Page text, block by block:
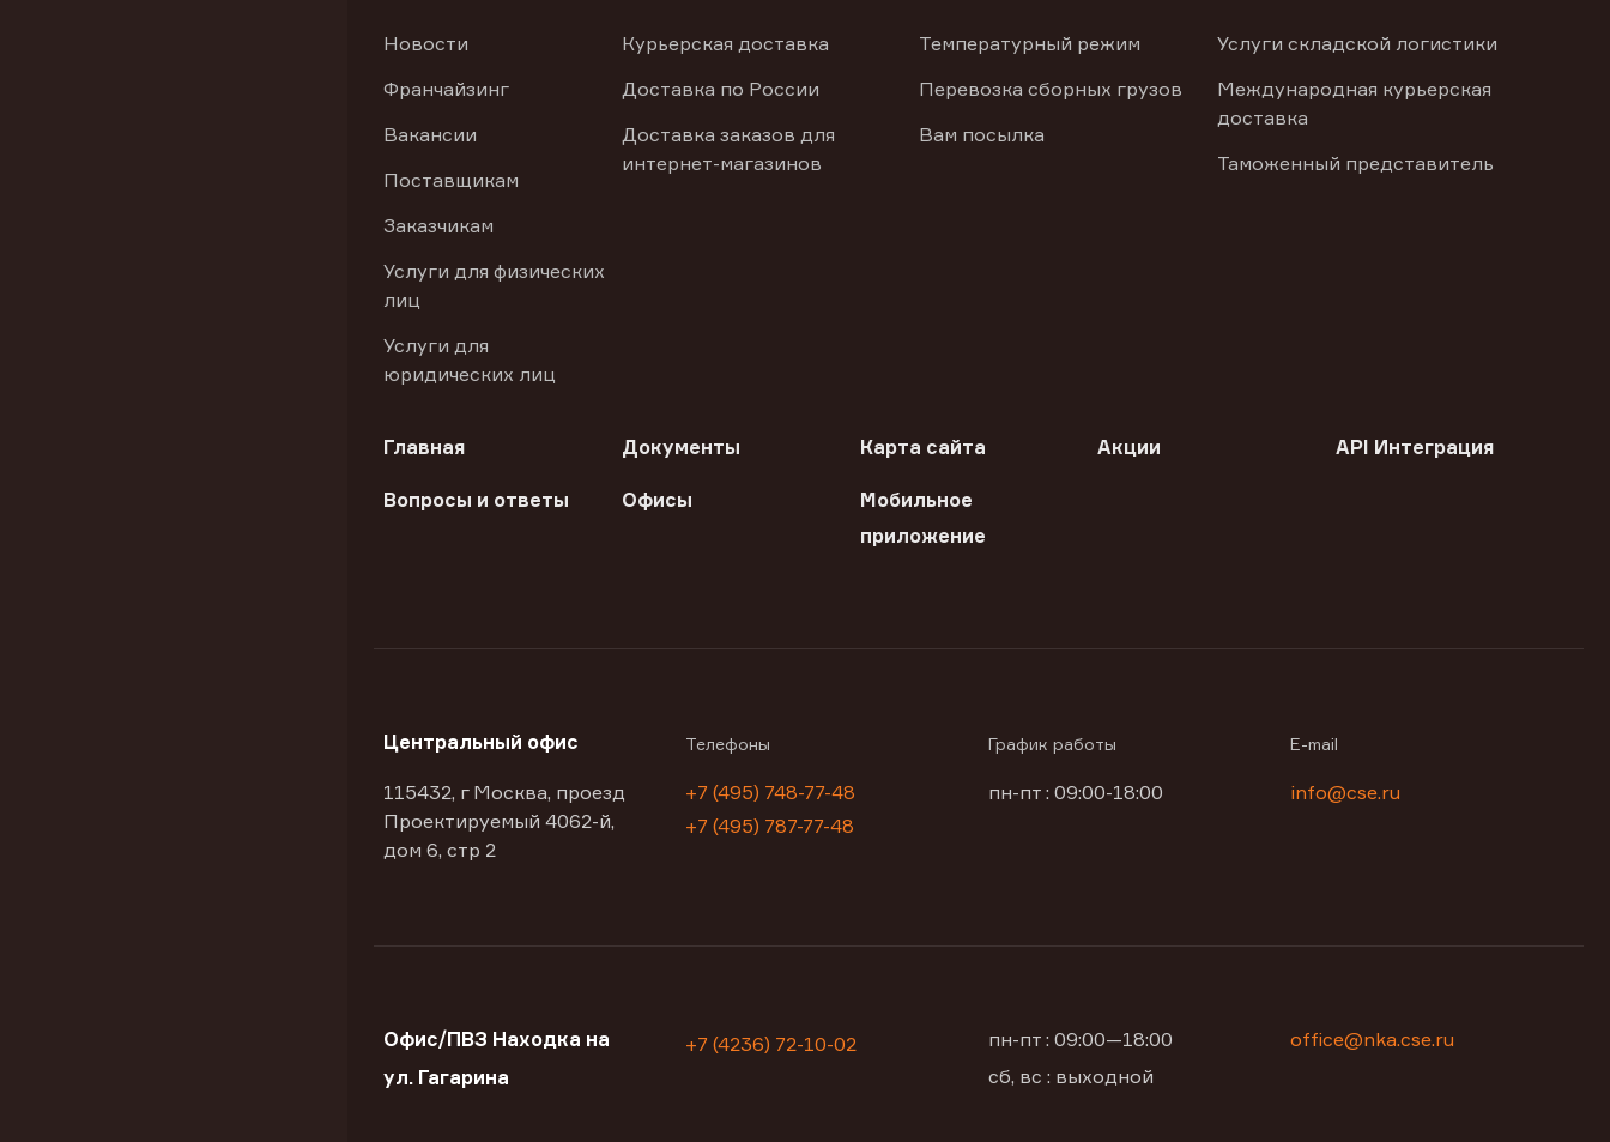
Новости
Франчайзинг
Вакансии
Поставщикам
Заказчикам
Услуги для физических
лиц
Услуги для
юридических лиц
Курьерская доставка
Доставка по России
Доставка заказов для
интернет-магазинов
Температурный режим
Перевозка сборных грузов
Вам посылка
Услуги складской логистики
Международная курьерская
доставка
Таможенный представитель
Главная Документы Карта сайта Акции API Интеграция
Вопросы и ответы Офисы
Мобильное
приложение
Центральный офис
115432, г Москва, проезд
Проектируемый 4062-й,
дом 6, стр 2
Телефоны
+7 (495) 748-77-48
+7 (495) 787-77-48
График работы
пн-пт : 09:00-18:00
E-mail
info@cse.ru
Офис/ПВЗ Находка на
ул. Гагарина
+7 (4236) 72-10-02
пн-пт : 09:00—18:00
сб, вс : выходной
office@nka.cse.ru